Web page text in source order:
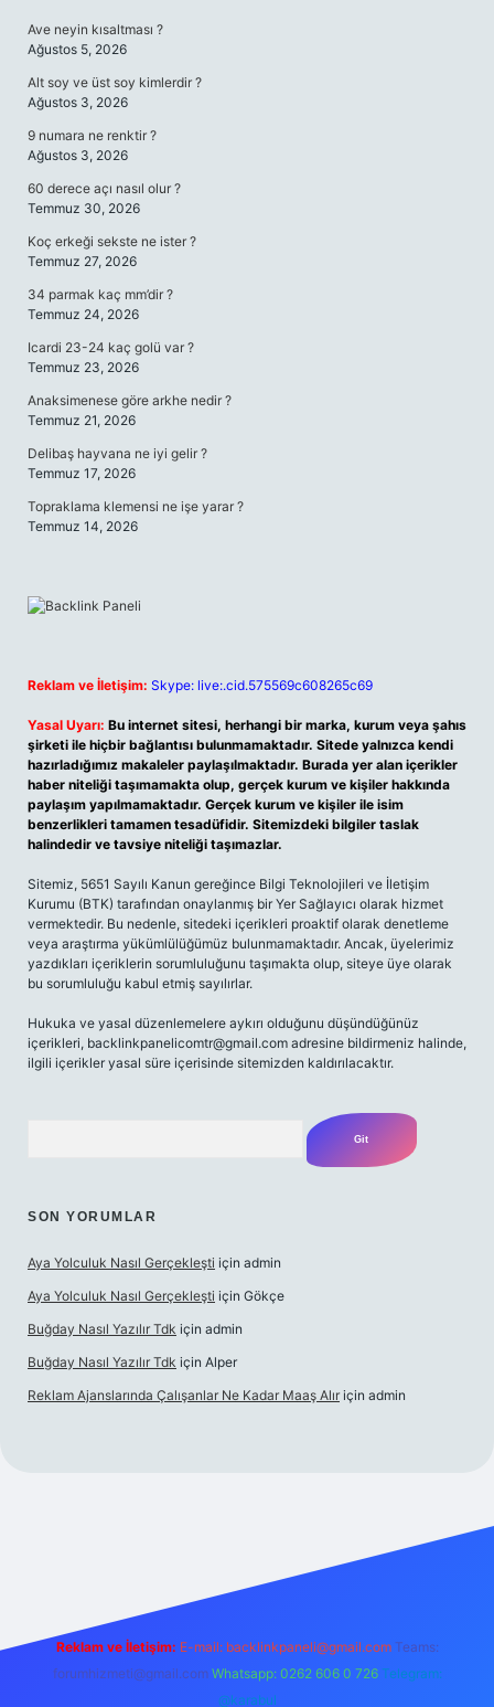
Ave neyin kısaltması ?
Ağustos 5, 2026
Alt soy ve üst soy kimlerdir ?
Ağustos 3, 2026
9 numara ne renktir ?
Ağustos 3, 2026
60 derece açı nasıl olur ?
Temmuz 30, 2026
Koç erkeği sekste ne ister ?
Temmuz 27, 2026
34 parmak kaç mm’dir ?
Temmuz 24, 2026
Icardi 23-24 kaç golü var ?
Temmuz 23, 2026
Anaksimenese göre arkhe nedir ?
Temmuz 21, 2026
Delibaş hayvana ne iyi gelir ?
Temmuz 17, 2026
Topraklama klemensi ne işe yarar ?
Temmuz 14, 2026
Reklam ve İletişim: Skype: live:.cid.575569c608265c69
Yasal Uyarı: Bu internet sitesi, herhangi bir marka, kurum veya şahıs
şirketi ile hiçbir bağlantısı bulunmamaktadır. Sitede yalnızca kendi
hazırladığımız makaleler paylaşılmaktadır. Burada yer alan içerikler
haber niteliği taşımamakta olup, gerçek kurum ve kişiler hakkında
paylaşım yapılmamaktadır. Gerçek kurum ve kişiler ile isim
benzerlikleri tamamen tesadüfidir. Sitemizdeki bilgiler taslak
halindedir ve tavsiye niteliği taşımazlar.
Sitemiz, 5651 Sayılı Kanun gereğince Bilgi Teknolojileri ve İletişim
Kurumu (BTK) tarafından onaylanmış bir Yer Sağlayıcı olarak hizmet
vermektedir. Bu nedenle, sitedeki içerikleri proaktif olarak denetleme
veya araştırma yükümlülüğümüz bulunmamaktadır. Ancak, üyelerimiz
yazdıkları içeriklerin sorumluluğunu taşımakta olup, siteye üye olarak
bu sorumluluğu kabul etmiş sayılırlar.
Hukuka ve yasal düzenlemelere aykırı olduğunu düşündüğünüz
içerikleri, backlinkpanelicomtr@gmail.com adresine bildirmeniz halinde,
ilgili içerikler yasal süre içerisinde sitemizden kaldırılacaktır.
SON YORUMLAR
Aya Yolculuk Nasıl Gerçekleşti için admin
Aya Yolculuk Nasıl Gerçekleşti için Gökçe
Buğday Nasıl Yazılır Tdk için admin
Buğday Nasıl Yazılır Tdk için Alper
Reklam Ajanslarında Çalışanlar Ne Kadar Maaş Alır için admin
Reklam ve İletişim: E-mail: backlinkpaneli@gmail.com Teams:
forumhizmeti@gmail.com Whatsapp: 0262 606 0 726 Telegram:
@karabul